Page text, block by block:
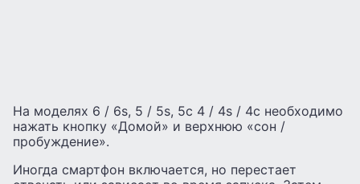
На моделях 6 / 6s, 5 / 5s, 5c 4 / 4s / 4c необходимо
нажать кнопку «Домой» и верхнюю «сон /
пробуждение».
Иногда смартфон включается, но перестает